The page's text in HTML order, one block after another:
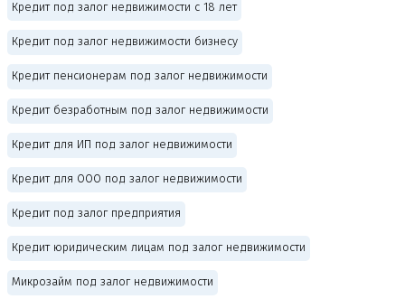
Кредит под залог недвижимости с 18 лет
Кредит под залог недвижимости бизнесу
Кредит пенсионерам под залог недвижимости
Кредит безработным под залог недвижимости
Кредит для ИП под залог недвижимости
Кредит для ООО под залог недвижимости
Кредит под залог предприятия
Кредит юридическим лицам под залог недвижимости
Микрозайм под залог недвижимости